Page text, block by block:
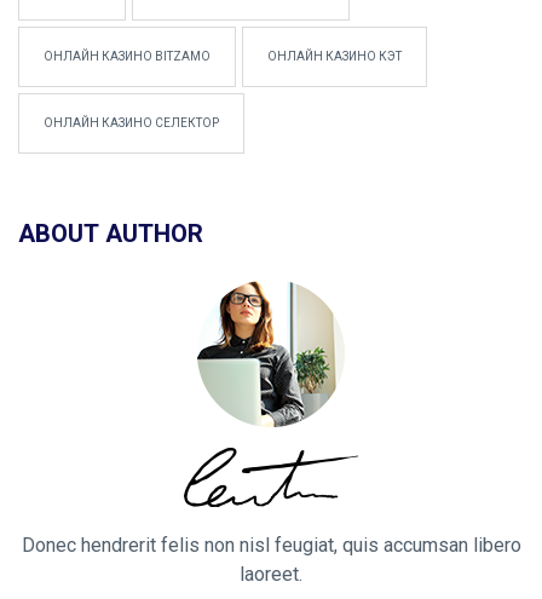
ОНЛАЙН КАЗИНО BITZAMO ОНЛАЙН КАЗИНО КЭТ
ОНЛАЙН КАЗИНО СЕЛЕКТОР
ABOUT AUTHOR
Donec hendrerit felis non nisl feugiat, quis accumsan libero
laoreet.